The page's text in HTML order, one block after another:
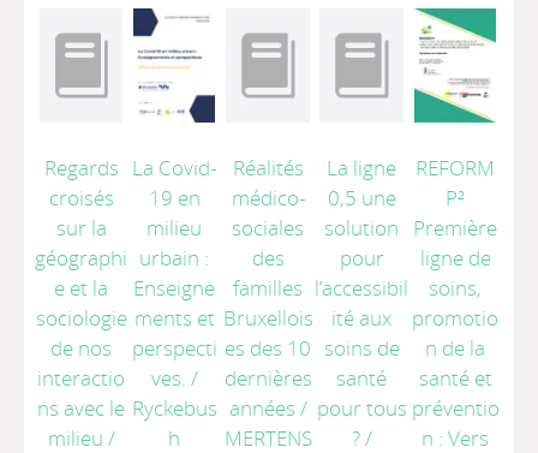
Regards
croisés
sur la
géographi
e et la
sociologie
de nos
interactio
ns avec le
milieu /
La Covid-
19 en
milieu
urbain :
Enseigne
ments et
perspecti
ves. /
Ryckebus
h
Réalités
médico-
sociales
des
familles
Bruxellois
es des 10
dernières
années /
MERTENS
La ligne
0,5 une
solution
pour
l’accessibil
ité aux
soins de
santé
pour tous
?/
REFORM
P²
Première
ligne de
soins,
promotio
n de la
santé et
préventio
n : Vers